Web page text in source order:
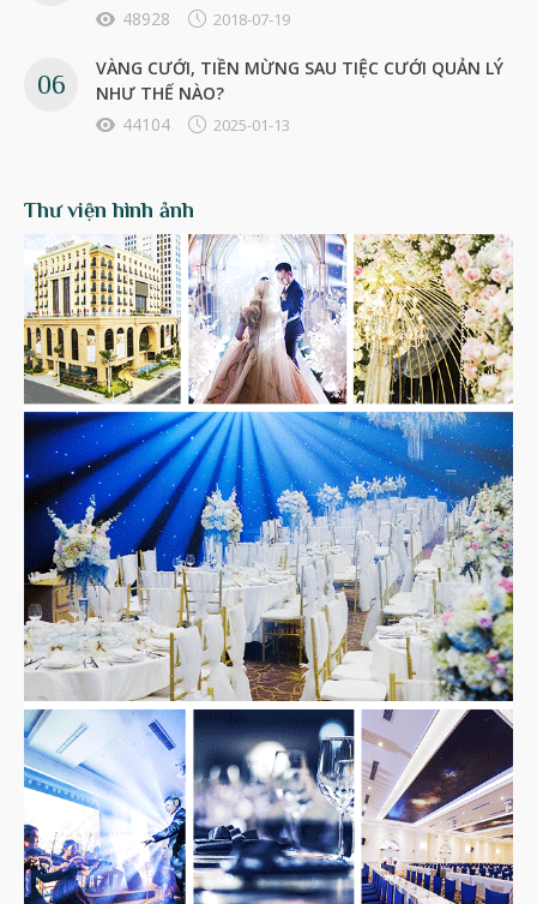
48928
2018-07-19
VÀNG CƯỚI, TIỀN MỪNG SAU TIỆC CƯỚI QUẢN LÝ
NHƯ THẾ NÀO?
44104
2025-01-13
Thư viện hình ảnh